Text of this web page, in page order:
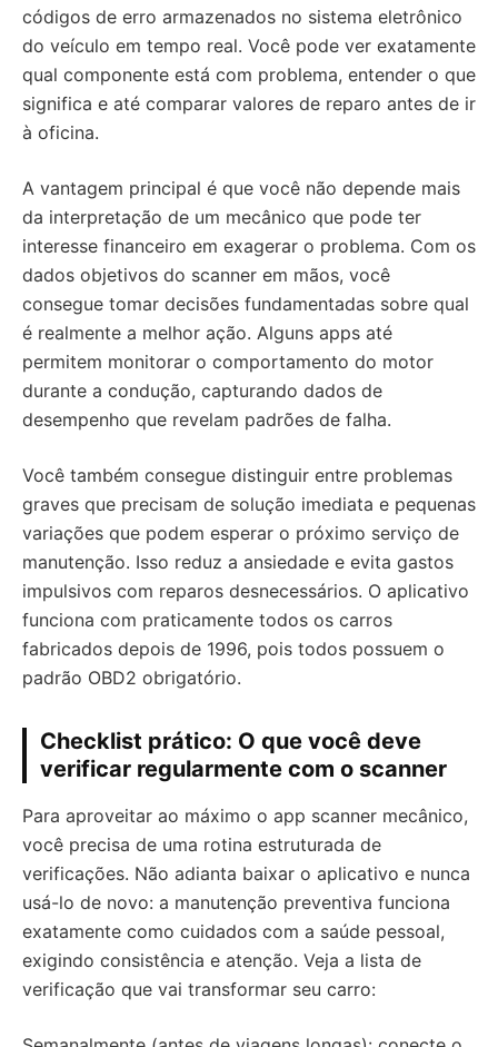
códigos de erro armazenados no sistema eletrônico
do veículo em tempo real. Você pode ver exatamente
qual componente está com problema, entender o que
significa e até comparar valores de reparo antes de ir
à oficina.
A vantagem principal é que você não depende mais
da interpretação de um mecânico que pode ter
interesse financeiro em exagerar o problema. Com os
dados objetivos do scanner em mãos, você
consegue tomar decisões fundamentadas sobre qual
é realmente a melhor ação. Alguns apps até
permitem monitorar o comportamento do motor
durante a condução, capturando dados de
desempenho que revelam padrões de falha.
Você também consegue distinguir entre problemas
graves que precisam de solução imediata e pequenas
variações que podem esperar o próximo serviço de
manutenção. Isso reduz a ansiedade e evita gastos
impulsivos com reparos desnecessários. O aplicativo
funciona com praticamente todos os carros
fabricados depois de 1996, pois todos possuem o
padrão OBD2 obrigatório.
Checklist prático: O que você deve
verificar regularmente com o scanner
Para aproveitar ao máximo o app scanner mecânico,
você precisa de uma rotina estruturada de
verificações. Não adianta baixar o aplicativo e nunca
usá-lo de novo: a manutenção preventiva funciona
exatamente como cuidados com a saúde pessoal,
exigindo consistência e atenção. Veja a lista de
verificação que vai transformar seu carro: